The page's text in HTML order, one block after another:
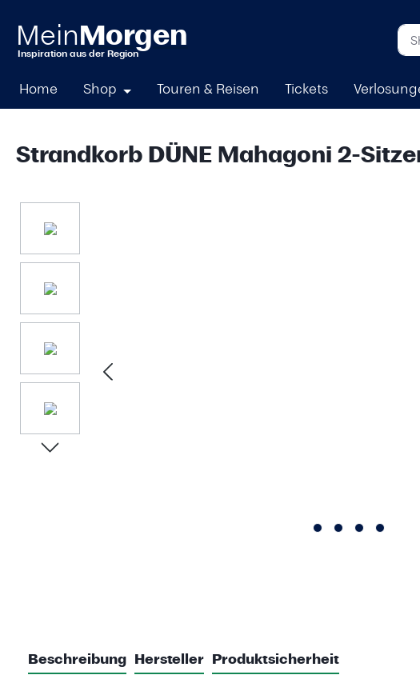
Home Shop Touren & Reisen Tickets
Strandkorb DÜNE Mahagoni 2-
Beschreibung Hersteller Produktsicherheit